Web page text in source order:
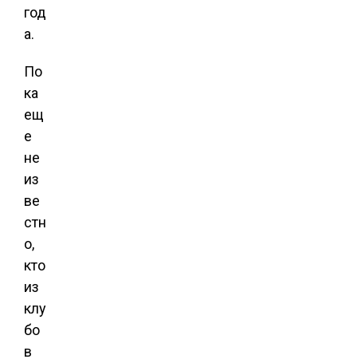
год
а.
По
ка
ещ
е
не
из
ве
стн
о,
кто
из
клу
бо
в